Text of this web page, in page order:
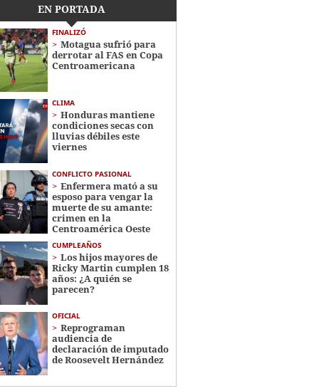
EN PORTADA
FINALIZÓ
Motagua sufrió para
derrotar al FAS en Copa
Centroamericana
CLIMA
Honduras mantiene
condiciones secas con
lluvias débiles este
viernes
CONFLICTO PASIONAL
Enfermera mató a su
esposo para vengar la
muerte de su amante:
crimen en la
Centroamérica Oeste
CUMPLEAÑOS
Los hijos mayores de
Ricky Martin cumplen 18
años: ¿A quién se
parecen?
OFICIAL
Reprograman
audiencia de
declaración de imputado
de Roosevelt Hernández